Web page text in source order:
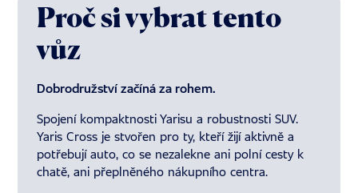
Proč si vybrat tento
vůz
Dobrodružství začíná za rohem.
Spojení kompaktnosti Yarisu a robustnosti SUV.
Yaris Cross je stvořen pro ty, kteří žijí aktivně a
potřebují auto, co se nezalekne ani polní cesty k
chatě, ani přeplněného nákupního centra.